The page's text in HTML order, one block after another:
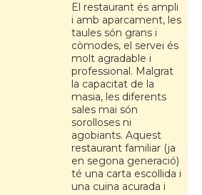
El restaurant és ampli
i amb aparcament, les
taules són grans i
còmodes, el servei és
molt agradable i
professional. Malgrat
la capacitat de la
masia, les diferents
sales mai són
sorolloses ni
agobiants. Aquest
restaurant familiar (ja
en segona generació)
té una carta escollida i
una cuina acurada i